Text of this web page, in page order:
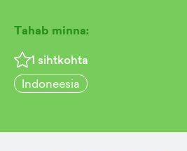
Tahab minna:
1 sihtkohta
Indoneesia